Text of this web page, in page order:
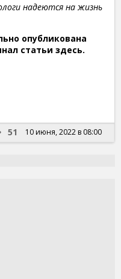
надеются на жизнь
опубликована
статьи здесь.
51 10 июня, 2022 в 08:00